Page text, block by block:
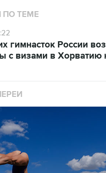
ПО ТЕМЕ
гимнасток России
с визами в Хорватию